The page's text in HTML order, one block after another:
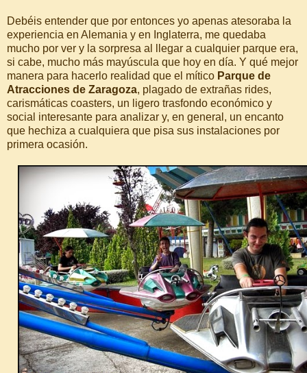
Debéis entender que por entonces yo apenas atesoraba la
experiencia en Alemania y en Inglaterra, me quedaba
mucho por ver y la sorpresa al llegar a cualquier parque era,
si cabe, mucho más mayúscula que hoy en día. Y qué mejor
manera para hacerlo realidad que el mítico Parque de
Atracciones de Zaragoza, plagado de extrañas rides,
carismáticas coasters, un ligero trasfondo económico y
social interesante para analizar y, en general, un encanto
que hechiza a cualquiera que pisa sus instalaciones por
primera ocasión.